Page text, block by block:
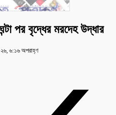
পর বৃদ্ধের মরদেহ উদ্ধার
৬:১৬ অপরাহ্ণ